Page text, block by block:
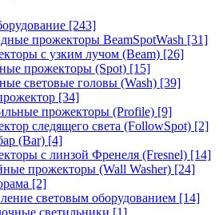
[243]
прожекторы BeamSpotWash [31]
с узким лучом (Beam) [26]
прожекторы (Spot) [15]
световые головы (Wash) [39]
[34]
прожекторы (Profile) [9]
следящего света (FollowSpot) [2]
(Bar) [4]
с линзой Френеля (Fresnel) [14]
прожекторы (Wall Washer) [24]
[2]
световым оборудованием [14]
светильники [1]